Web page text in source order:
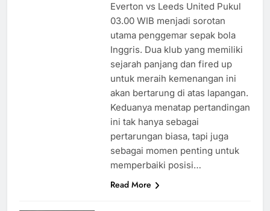
Everton vs Leeds United Pukul
03.00 WIB menjadi sorotan
utama penggemar sepak bola
Inggris. Dua klub yang memiliki
sejarah panjang dan fired up
untuk meraih kemenangan ini
akan bertarung di atas lapangan.
Keduanya menatap pertandingan
ini tak hanya sebagai
pertarungan biasa, tapi juga
sebagai momen penting untuk
memperbaiki posisi…
Read More